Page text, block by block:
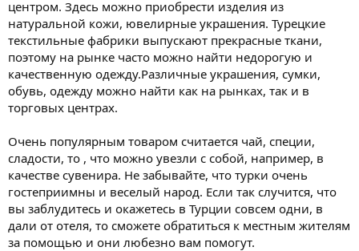
центром. Здесь можно приобрести изделия из
натуральной кожи, ювелирные украшения. Турецкие
текстильные фабрики выпускают прекрасные ткани,
поэтому на рынке часто можно найти недорогую и
качественную одежду.Различные украшения, сумки,
обувь, одежду можно найти как на рынках, так и в
торговых центрах.
Очень популярным товаром считается чай, специи,
сладости, то , что можно увезли с собой, например, в
качестве сувенира. Не забывайте, что турки очень
гостеприимны и веселый народ. Если так случится, что
вы заблудитесь и окажетесь в Турции совсем одни, в
дали от отеля, то сможете обратиться к местным жителям
за помощью и они любезно вам помогут.